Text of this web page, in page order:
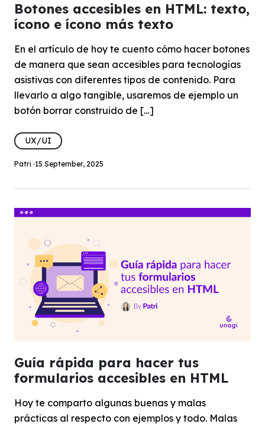
Botones accesibles en HTML: texto,
ícono e ícono más texto
En el artículo de hoy te cuento cómo hacer botones
de manera que sean accesibles para tecnologías
asistivas con diferentes tipos de contenido. Para
llevarlo a algo tangible, usaremos de ejemplo un
botón borrar construido de […]
UX/UI
Patri ·15 September, 2025
Guía rápida para hacer tus
formularios accesibles en HTML
Hoy te comparto algunas buenas y malas
prácticas al respecto con ejemplos y todo. Malas